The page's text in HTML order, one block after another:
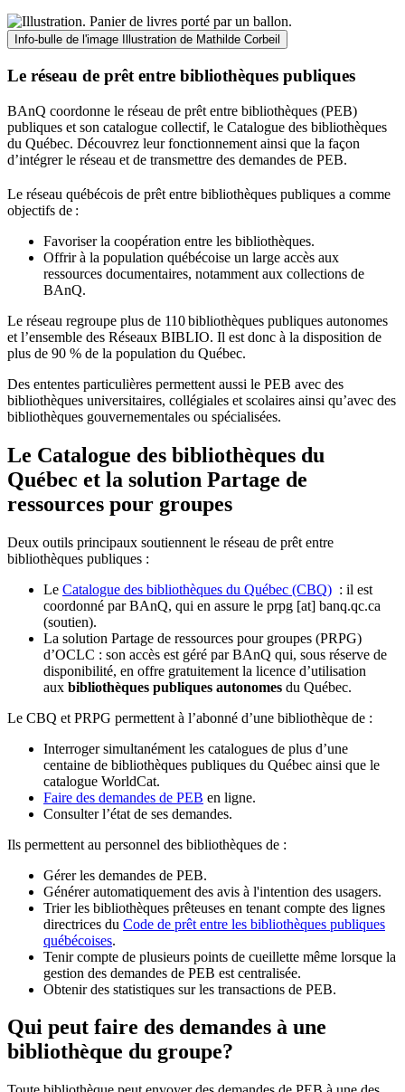
Info-bulle de l'image Illustration de Mathilde Corbeil
Le réseau de prêt entre bibliothèques publiques
BAnQ coordonne le réseau de prêt entre bibliothèques (PEB)
publiques et son catalogue collectif, le Catalogue des bibliothèques
du Québec. Découvrez leur fonctionnement ainsi que la façon
d’intégrer le réseau et de transmettre des demandes de PEB.
Le réseau québécois de prêt entre bibliothèques publiques a comme
objectifs de :
Favoriser la coopération entre les bibliothèques.
Offrir à la population québécoise un large accès aux
ressources documentaires, notamment aux collections de
BAnQ.
Le réseau regroupe plus de 110bibliothèques publiques autonomes
et l’ensemble des Réseaux BIBLIO. Il est donc à la disposition de
plus de 90 % de la population du Québec.
Des ententes particulières permettent aussi le PEB avec des
bibliothèques universitaires, collégiales et scolaires ainsi qu’avec des
bibliothèques gouvernementales ou spécialisées.
Le Catalogue des bibliothèques du
Québec et la solution Partage de
ressources pour groupes
Deux outils principaux soutiennent le réseau de prêt entre
bibliothèques publiques :
Le Catalogue des bibliothèques du Québec (CBQ) : il est
coordonné par BAnQ, qui en assure le prpg [at] banq.qc.ca
(soutien).
La solution Partage de ressources pour groupes (PRPG)
d’OCLC : son accès est géré par BAnQ qui, sous réserve de
disponibilité, en offre gratuitement la licence d’utilisation
aux bibliothèques publiques autonomes du Québec.
Le CBQ et PRPG permettent à l’abonné d’une bibliothèque de :
Interroger simultanément les catalogues de plus d’une
centaine de bibliothèques publiques du Québec ainsi que le
catalogue WorldCat.
Faire des demandes de PEB en ligne.
Consulter l’état de ses demandes.
Ils permettent au personnel des bibliothèques de :
Gérer les demandes de PEB.
Générer automatiquement des avis à l'intention des usagers.
Trier les bibliothèques prêteuses en tenant compte des lignes
directrices du Code de prêt entre les bibliothèques publiques
québécoises.
Tenir compte de plusieurs points de cueillette même lorsque la
gestion des demandes de PEB est centralisée.
Obtenir des statistiques sur les transactions de PEB.
Qui peut faire des demandes à une
bibliothèque du groupe?